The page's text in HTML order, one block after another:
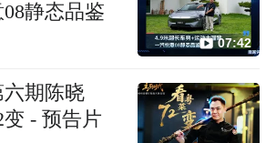
静态品鉴
07:42
期陈晓
- 预告片